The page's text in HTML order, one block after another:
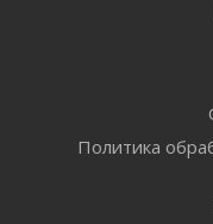
Политика